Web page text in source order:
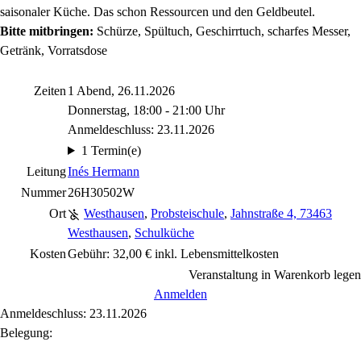
saisonaler Küche. Das schon Ressourcen und den Geldbeutel.
Bitte mitbringen: Schürze, Spültuch, Geschirrtuch, scharfes Messer,
Getränk, Vorratsdose
Zeiten 1 Abend, 26.11.2026
Donnerstag, 18:00 - 21:00 Uhr
Anmeldeschluss: 23.11.2026
1 Termin(e)
LeitungInés Hermann
Nummer26H30502W
Ort
Westhausen, Probsteischule, Jahnstraße 4, 73463
Westhausen, Schulküche
KostenGebühr: 32,00 € inkl. Lebensmittelkosten
Veranstaltung in Warenkorb legen
Anmelden
Anmeldeschluss: 23.11.2026
Belegung: